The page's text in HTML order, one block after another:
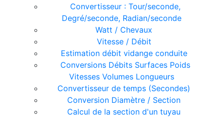
Convertisseur : Tour/seconde,
Degré/seconde, Radian/seconde
Watt / Chevaux
Vitesse / Débit
Estimation débit vidange conduite
Conversions Débits Surfaces Poids
Vitesses Volumes Longueurs
Convertisseur de temps (Secondes)
Conversion Diamètre / Section
Calcul de la section d'un tuyau